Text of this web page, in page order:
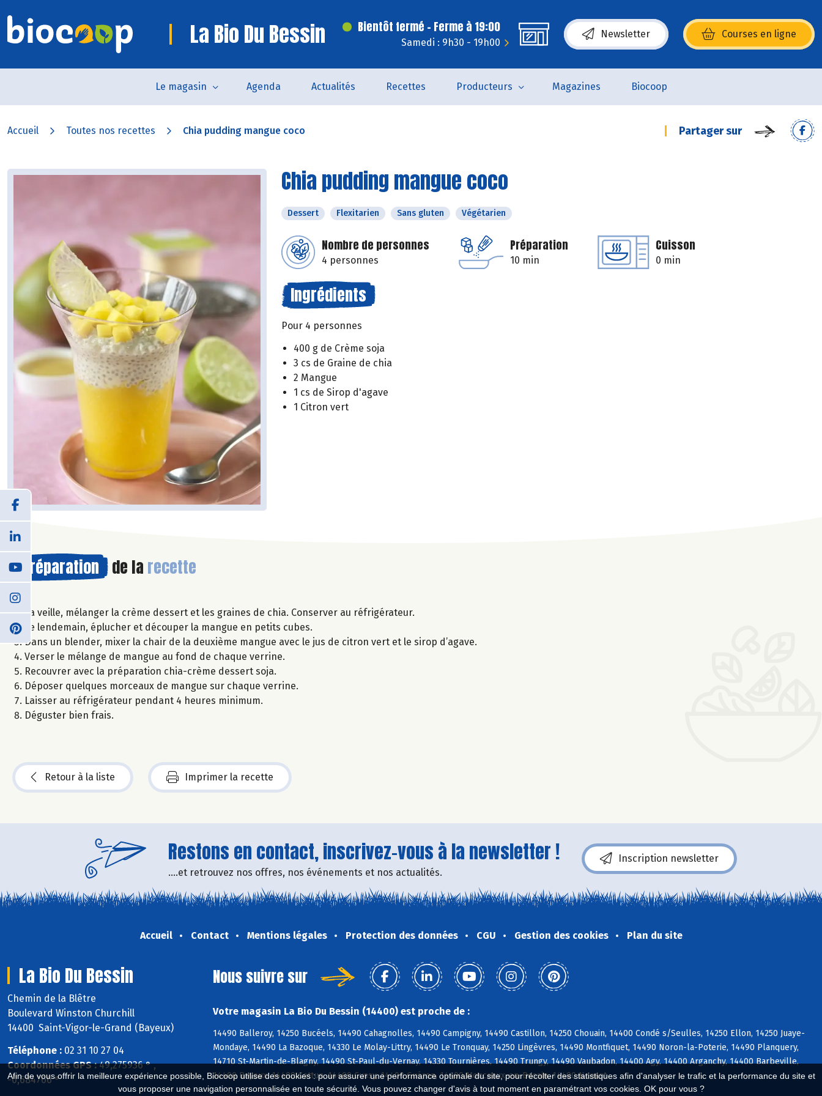
Afin de vous offrir la meilleure expérience possible, Biocoop utilise des cookies : pour assurer une performance optimale du site, pour récolter des statistiques afin d'analyser le trafic et la performance du site et
vous proposer une navigation personnalisée en toute sécurité. Vous pouvez changer d'avis à tout moment en paramétrant vos cookies. OK pour vous ?
La Bio Du Bessin Bientôt fermé - Ferme à 19:00
Samedi : 9h30 - 19h00
Newsletter Courses en ligne
(s’ouvre dans une nouvelle fenêtre)
Le magasin Agenda Actualités Recettes Producteurs Magazines Biocoop
Accueil Toutes nos recettes Chia pudding mangue coco Partager sur
Chia pudding mangue coco
Dessert Flexitarien Sans gluten Végétarien
Nombre de personnes
4 personnes
Préparation
10 min
Cuisson
0 min
Ingrédients
Pour 4 personnes
400 g de Crème soja
3 cs de Graine de chia
2 Mangue
1 cs de Sirop d'agave
1 Citron vert
Préparation de la recette
La veille, mélanger la crème dessert et les graines de chia. Conserver au réfrigérateur.
Le lendemain, éplucher et découper la mangue en petits cubes.
Dans un blender, mixer la chair de la deuxième mangue avec le jus de citron vert et le sirop d’agave.
Verser le mélange de mangue au fond de chaque verrine.
Recouvrer avec la préparation chia-crème dessert soja.
Déposer quelques morceaux de mangue sur chaque verrine.
Laisser au réfrigérateur pendant 4 heures minimum.
Déguster bien frais.
Retour à la liste Imprimer la recette
Restons en contact, inscrivez-vous à la newsletter !
....et retrouvez nos offres, nos événements et nos actualités.
Inscription newsletter
Accueil Contact Mentions légales Protection des données CGU Gestion des cookies Plan du site
La Bio Du Bessin
Chemin de la Blêtre
Boulevard Winston Churchill
14400 Saint-Vigor-le-Grand (Bayeux)
Téléphone : 02 31 10 27 04
Coordonnées GPS :49,275936 ° ,
-0,684766 °
Nous suivre sur
Votre magasin La Bio Du Bessin (14400) est proche de :
14490 Balleroy, 14250 Bucéels, 14490 Cahagnolles, 14490 Campigny, 14490 Castillon, 14250 Chouain, 14400 Condé s/Seulles, 14250 Ellon, 14250 Juaye-
Mondaye, 14490 La Bazoque, 14330 Le Molay-Littry, 14490 Le Tronquay, 14250 Lingèvres, 14490 Montfiquet, 14490 Noron-la-Poterie, 14490 Planquery,
14710 St-Martin-de-Blagny, 14490 St-Paul-du-Vernay, 14330 Tournières, 14490 Trungy, 14490 Vaubadon, 14400 Agy, 14400 Arganchy, 14400 Barbeville,
14400 Bayeux, 14400 Cottun, 14400 Cussy, 14400 Guéron, 14400 Monceaux-en-Bessin, 14400 Nonant